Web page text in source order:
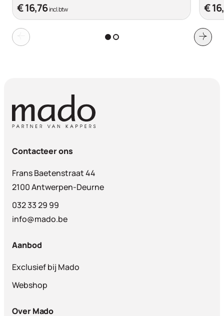
€ 16,76incl. btw €
Contacteer ons
Frans Baetenstraat 44
2100 Antwerpen-Deurne
032 33 29 99
info@mado.be
Aanbod
Exclusief bij Mado
Webshop
Over Mado